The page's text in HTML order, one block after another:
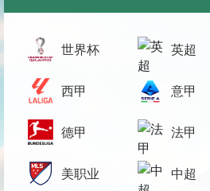
世界杯 英超
西甲 意甲
德甲 法甲
美职业 中超